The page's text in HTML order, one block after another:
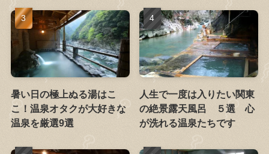
暑い日の極上ぬる湯はこ
こ！温泉オタクが大好きな
温泉を厳選9選
人生で一度は入りたい関東
の絶景露天風呂 ５選 心
が洗れる温泉たちです